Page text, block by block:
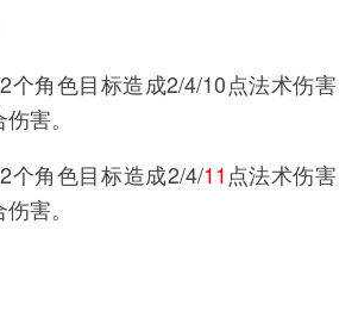
角色目标造成2/4/10点法术伤害
害。
角色目标造成2/4/11点法术伤害
害。